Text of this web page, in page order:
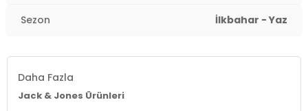
Sezon İlkbahar - Yaz
Daha Fazla
Jack & Jones Ürünleri